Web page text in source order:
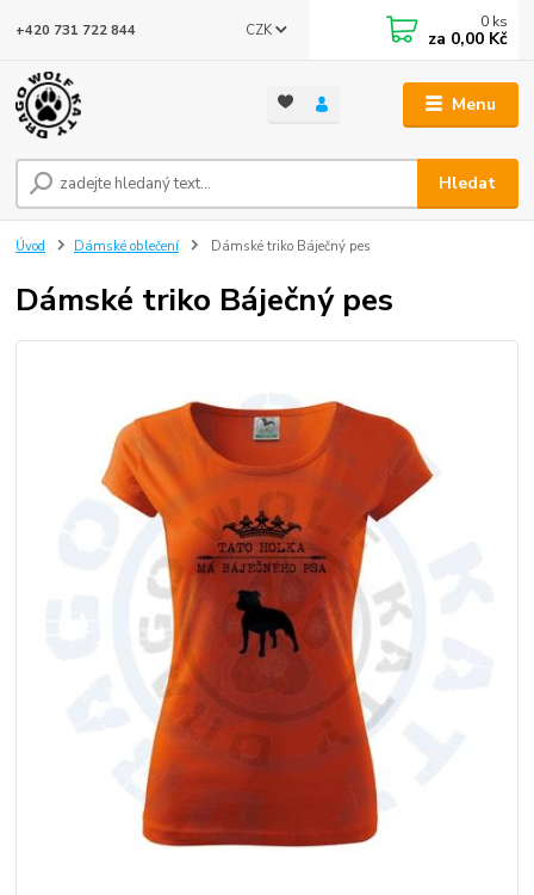
Menu
CZK
Hledat
+420 731 722 844 0 ks
za 0,00 Kč
Úvod Dámské oblečení Dámské triko Báječný pes
Dámské triko Báječný pes